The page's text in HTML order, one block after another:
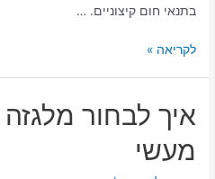
בתנאי חום קיצוניים. …
לקריאה »
איך לבחור
מעשי
לבחור
מלגזה
לעסק